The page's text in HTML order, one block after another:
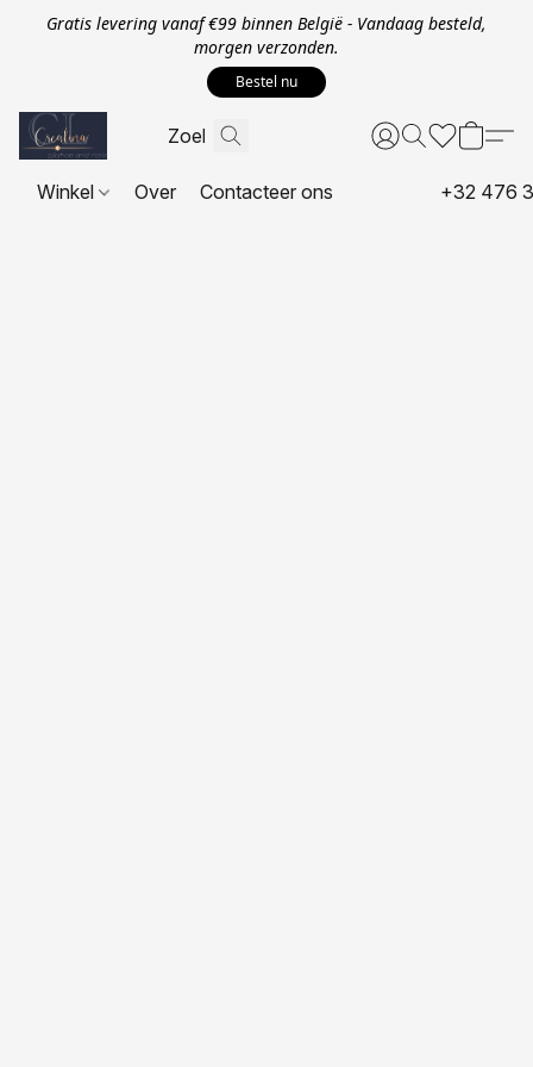
Gratis levering vanaf €99 binnen België - Vandaag besteld,
morgen verzonden.
Bestel nu
Winkel Over Contacteer ons +32 476